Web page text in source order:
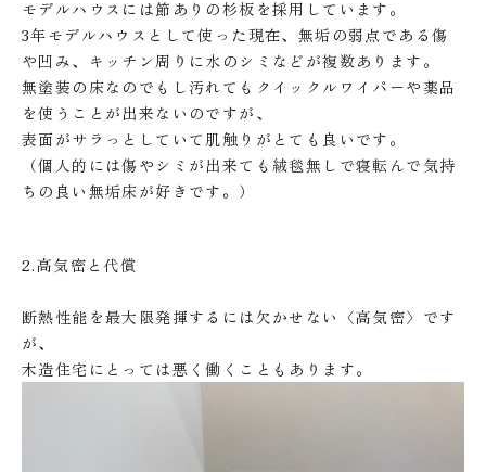
モデルハウスには節ありの杉板を採用しています。
3年モデルハウスとして使った現在、無垢の弱点である傷
や凹み、キッチン周りに水のシミなどが複数あります。
無塗装の床なのでもし汚れてもクイックルワイパーや薬品
を使うことが出来ないのですが、
表面がサラっとしていて肌触りがとても良いです。
（個人的には傷やシミが出来ても絨毯無しで寝転んで気持
ちの良い無垢床が好きです。）
2.高気密と代償
断熱性能を最大限発揮するには欠かせない〈高気密〉です
が、
木造住宅にとっては悪く働くこともあります。